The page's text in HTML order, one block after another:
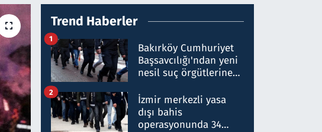
Trend Haberler
Bakırköy Cumhuriyet
Başsavcılığı'ndan yeni
nesil suç örgütlerine
hakkında gözaltı kararı
1
İzmir merkezli yasa
dışı bahis
operasyonunda 34
2